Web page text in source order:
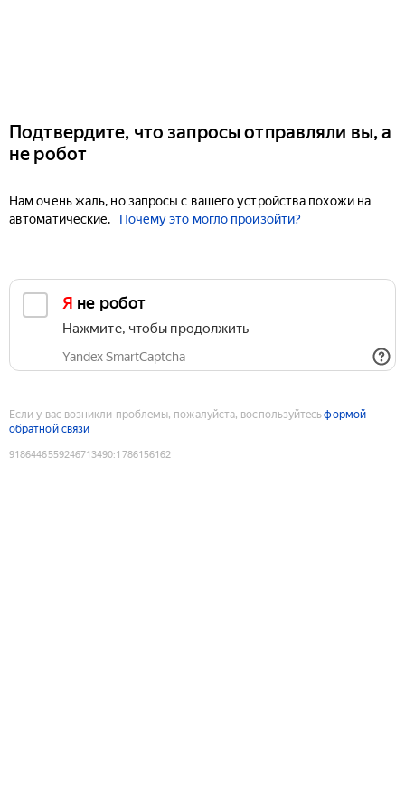
Подтвердите, что запросы отправляли вы, а
не робот
Нам очень жаль, но запросы с вашего устройства похожи на
автоматические.
Почему это могло произойти?
Я не робот
Нажмите, чтобы продолжить
Yandex SmartCaptcha
Если у вас возникли проблемы, пожалуйста, воспользуйтесьформой
обратной связи
9186446559246713490:1786156162